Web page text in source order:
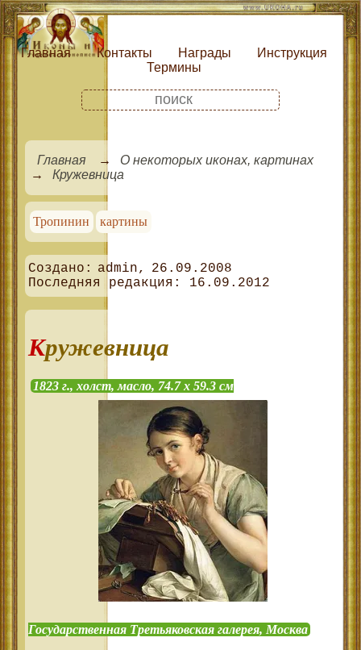
Главная Контакты Награды
Инструкция
Термины
Главная
О некоторых иконах, картинах
Кружевница
Тропинин картины
admin
26.09.2008
16.09.2012
Кружевница
1823 г., холст, масло, 74.7 х 59.3 см
Государственная Третьяковская галерея, Москва